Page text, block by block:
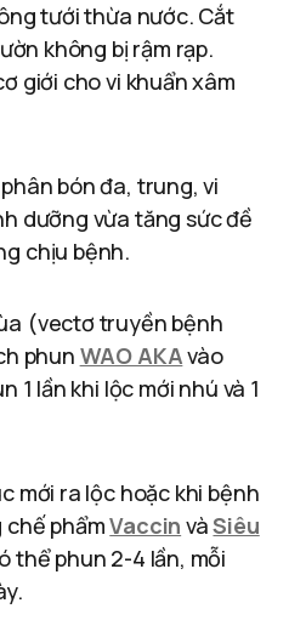
tưới thừa nước. Cắt
không bị rậm rạp.
giới cho vi khuẩn xâm
bón đa, trung, vi
dưỡng vừa tăng sức đề
chịu bệnh.
(vectơ truyền bệnh
phun WAO AKAvào
1 lần khi lộc mới nhú và 1
mới ra lộc hoặc khi bệnh
chế phẩmVaccin vàSiêu
thể phun 2-4 lần, mỗi